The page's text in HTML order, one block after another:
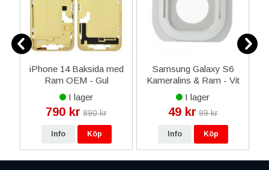
iPhone 14 Baksida med
Ram OEM - Gul
I lager
790 kr 890 kr
Info Köp
Samsung Galaxy S6
Kameralins & Ram - Vit
I lager
49 kr 99 kr
Info Köp